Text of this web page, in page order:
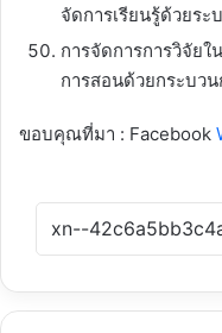
จัดการเรียนรู้ด้วยร
การจัดการการวิจัย
การสอนด้วยกระบว
ขอบคุณที่มา : Facebook